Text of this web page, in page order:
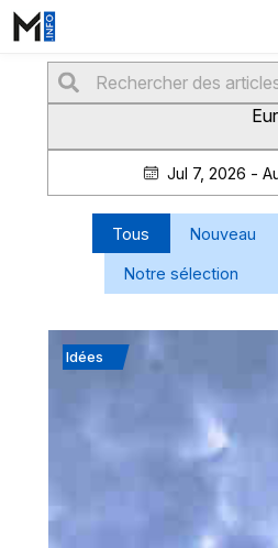
Jul 7, 2026 -
Tous Nouveau
Notre sélection
Idées